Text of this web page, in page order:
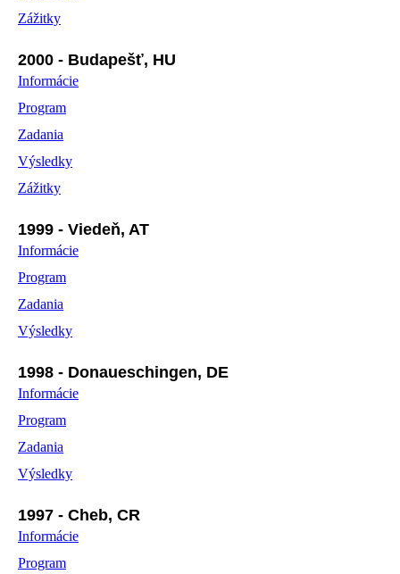
Zážitky
2000 - Budapešť, HU
Informácie
Program
Zadania
Výsledky
Zážitky
1999 - Viedeň, AT
Informácie
Program
Zadania
Výsledky
1998 - Donaueschingen, DE
Informácie
Program
Zadania
Výsledky
1997 - Cheb, CR
Informácie
Program